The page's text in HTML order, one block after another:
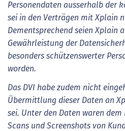
Personendaten ausserhalb der
sei in den Verträgen mit Xplain
Dementsprechend seien Xplain
Gewährleistung der
besonders schützenswerter
worden.
Das DVI habe zudem nicht
Übermittlung dieser Daten an
sei. Unter den Daten waren
Scans und Screenshots von